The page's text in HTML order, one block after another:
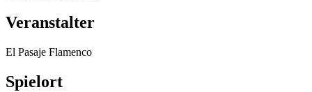
Veranstalter
El Pasaje Flamenco
Spielort